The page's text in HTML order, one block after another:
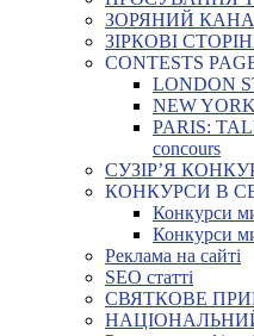
ЗОРЯНИЙ
ЗІРКОВІ
CONTESTS
LONDON
NEW
PARIS:
concours
СУЗІР’Я
КОНКУРСИ В
Конкурси
Конкурси
Реклама на сайті
SEO статті
СВЯТКОВЕ